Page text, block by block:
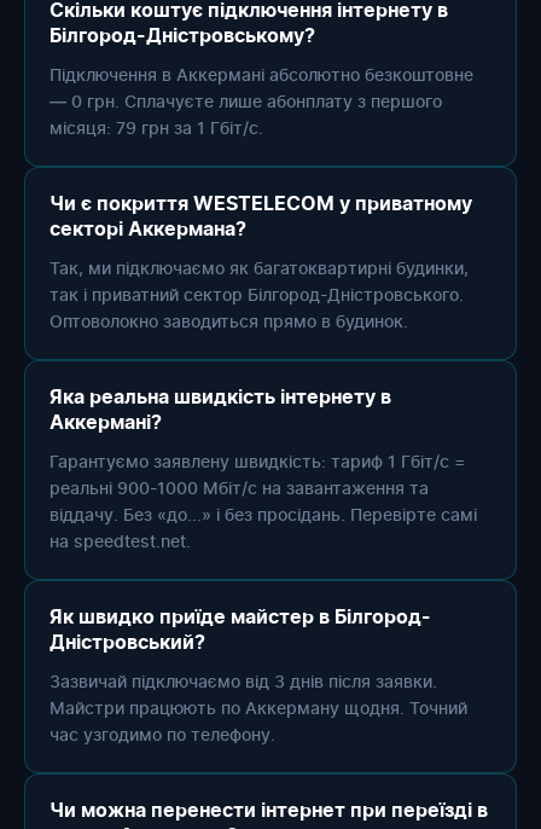
Скільки коштує підключення інтернету в
Білгород-Дністровському?
Підключення в Аккермані абсолютно безкоштовне
— 0 грн. Сплачуєте лише абонплату з першого
місяця: 79 грн за 1 Гбіт/с.
Чи є покриття WESTELECOM у приватному
секторі Аккермана?
Так, ми підключаємо як багатоквартирні будинки,
так і приватний сектор Білгород-Дністровського.
Оптоволокно заводиться прямо в будинок.
Яка реальна швидкість інтернету в
Аккермані?
Гарантуємо заявлену швидкість: тариф 1 Гбіт/с =
реальні 900-1000 Мбіт/с на завантаження та
віддачу. Без «до...» і без просідань. Перевірте самі
на speedtest.net.
Як швидко приїде майстер в Білгород-
Дністровський?
Зазвичай підключаємо від 3 днів після заявки.
Майстри працюють по Аккерману щодня. Точний
час узгодимо по телефону.
Чи можна перенести інтернет при переїзді в